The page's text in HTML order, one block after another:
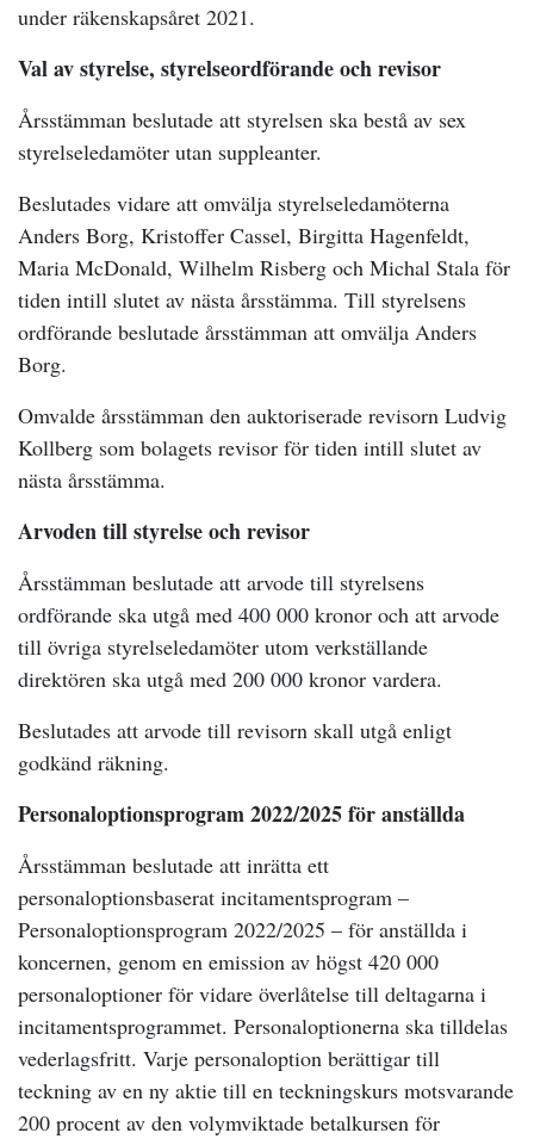
under räkenskapsåret 2021.
Val av styrelse, styrelseordförande och revisor
Årsstämman beslutade att styrelsen ska bestå av sex
styrelseledamöter utan suppleanter.
Beslutades vidare att omvälja styrelseledamöterna
Anders Borg, Kristoffer Cassel, Birgitta Hagenfeldt,
Maria McDonald, Wilhelm Risberg och Michal Stala för
tiden intill slutet av nästa årsstämma. Till styrelsens
ordförande beslutade årsstämman att omvälja Anders
Borg.
Omvalde årsstämman den auktoriserade revisorn Ludvig
Kollberg som bolagets revisor för tiden intill slutet av
nästa årsstämma.
Arvoden till styrelse och revisor
Årsstämman beslutade att arvode till styrelsens
ordförande ska utgå med 400 000 kronor och att arvode
till övriga styrelseledamöter utom verkställande
direktören ska utgå med 200 000 kronor vardera.
Beslutades att arvode till revisorn skall utgå enligt
godkänd räkning.
Personaloptionsprogram 2022/2025 för anställda
Årsstämman beslutade att inrätta ett
personaloptionsbaserat incitamentsprogram –
Personaloptionsprogram 2022/2025 – för anställda i
koncernen, genom en emission av högst 420 000
personaloptioner för vidare överlåtelse till deltagarna i
incitamentsprogrammet. Personaloptionerna ska tilldelas
vederlagsfritt. Varje personaloption berättigar till
teckning av en ny aktie till en teckningskurs motsvarande
200 procent av den volymviktade betalkursen för